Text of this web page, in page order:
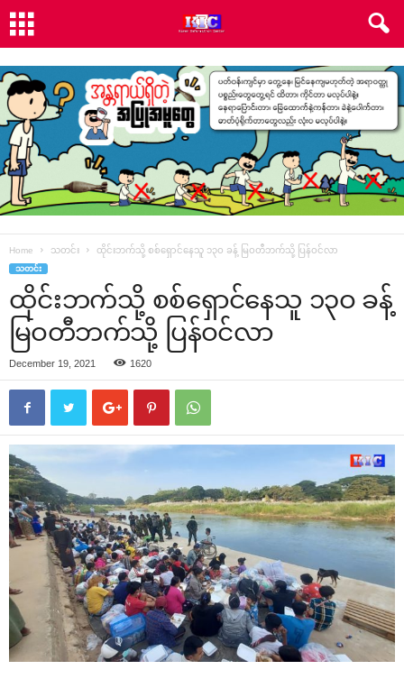
Home သတင်း ထိုင်းဘက်သို့ စစ်‌ရှောင်‌နေသူ ၁၃ဝ ခန့် မြဝတီဘက်သို့ ပြန်ဝင်လာ
သတင်း
ထိုင်းဘက်သို့ စစ်‌ရှောင်‌နေသူ ၁၃ဝ ခန့်
မြဝတီဘက်သို့ ပြန်ဝင်လာ
December 19, 2021 1620